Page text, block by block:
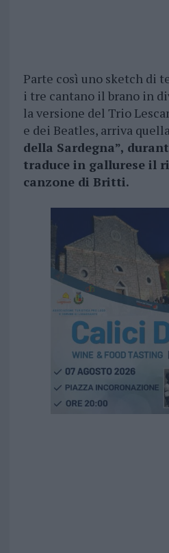
Parte così uno sketch di
i tre cantano il brano in
la versione del Trio
e dei Beatles, arriva
della Sardegna”,
traduce in gallurese il
canzone di Britti.